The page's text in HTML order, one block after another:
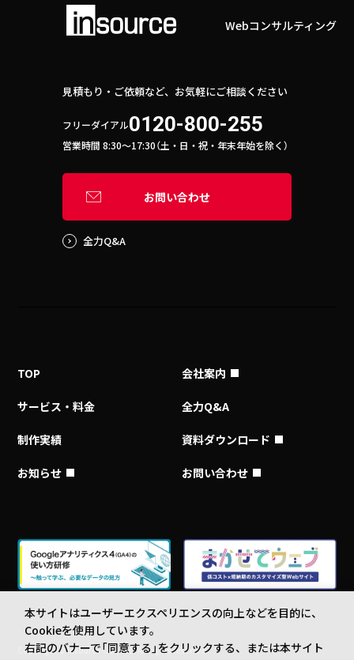
本サイトはユーザーエクスペリエンスの向上などを目的に、
Cookieを使用しています。
右記のバナーで「同意する」をクリックする、または本サイト
Webコンサルティング
見積もり・ご依頼など、お気軽にご相談ください
フリーダイアル0120-800-255
営業時間 8:30〜17:30（土・日・祝・年末年始を除く）
お問い合わせ
全力Q&A
TOP
サービス・料金
制作実績
お知らせ
会社案内
全力Q&A
資料ダウンロード
お問い合わせ
Copyright © Insource Co., Ltd. All rights reserved.